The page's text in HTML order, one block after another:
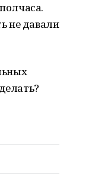
не давали